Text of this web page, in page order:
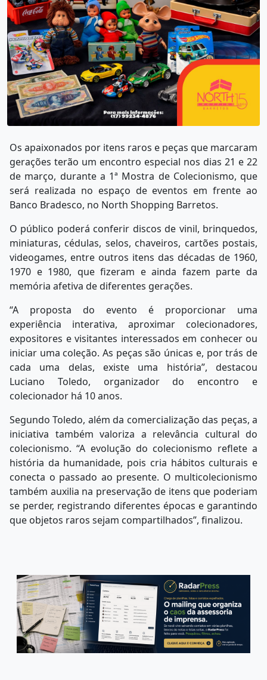
Os apaixonados por itens raros e peças que marcaram
gerações terão um encontro especial nos dias 21 e 22
de março, durante a 1ª Mostra de Colecionismo, que
será realizada no espaço de eventos em frente ao
Banco Bradesco, no North Shopping Barretos.
O público poderá conferir discos de vinil, brinquedos,
miniaturas, cédulas, selos, chaveiros, cartões postais,
videogames, entre outros itens das décadas de 1960,
1970 e 1980, que fizeram e ainda fazem parte da
memória afetiva de diferentes gerações.
“A proposta do evento é proporcionar uma
experiência interativa, aproximar colecionadores,
expositores e visitantes interessados em conhecer ou
iniciar uma coleção. As peças são únicas e, por trás de
cada uma delas, existe uma história”, destacou
Luciano Toledo, organizador do encontro e
colecionador há 10 anos.
Segundo Toledo, além da comercialização das peças, a
iniciativa também valoriza a relevância cultural do
colecionismo. “A evolução do colecionismo reflete a
história da humanidade, pois cria hábitos culturais e
conecta o passado ao presente. O multicolecionismo
também auxilia na preservação de itens que poderiam
se perder, registrando diferentes épocas e garantindo
que objetos raros sejam compartilhados”, finalizou.